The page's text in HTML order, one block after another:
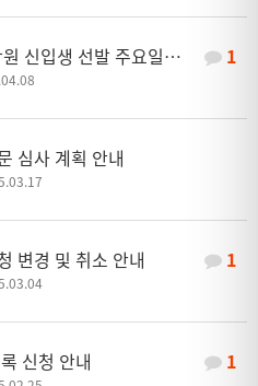
1
생 선발 주요일정 안내
심사 계획 안내
1
변경 및 취소 안내
1
신청 안내